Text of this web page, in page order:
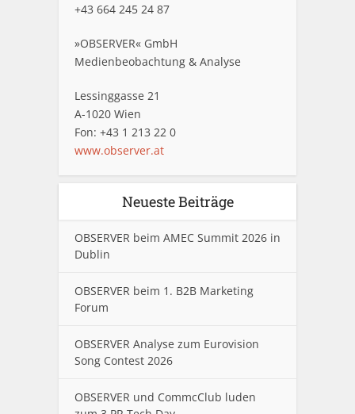
+43 664 245 24 87
»OBSERVER« GmbH
Medienbeobachtung & Analyse
Lessinggasse 21
A-1020 Wien
Fon: +43 1 213 22 0
www.observer.at
Neueste Beiträge
OBSERVER beim AMEC Summit 2026 in
Dublin
OBSERVER beim 1. B2B Marketing
Forum
OBSERVER Analyse zum Eurovision
Song Contest 2026
OBSERVER und CommcClub luden